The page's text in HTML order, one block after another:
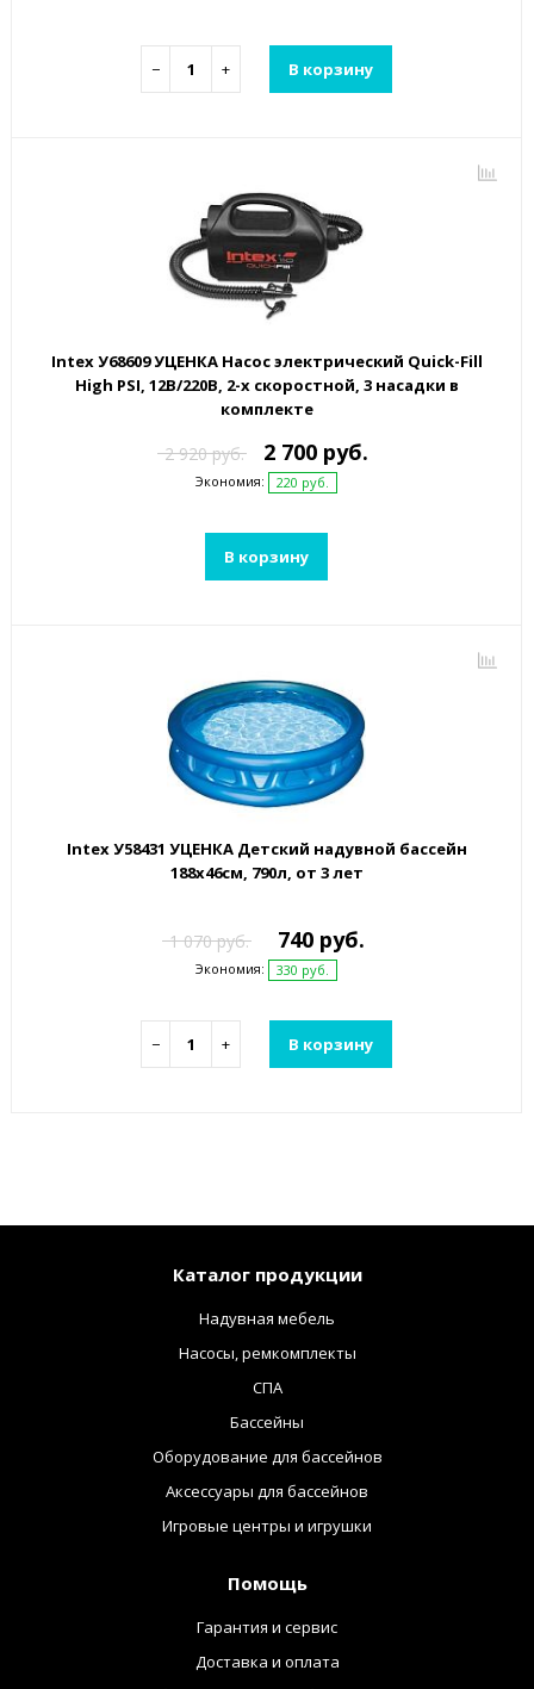
− + В корзину
Intex У68609 УЦЕНКА Насос электрический Quick-Fill
High PSI, 12В/220В, 2-х скоростной, 3 насадки в
комплекте
2 920 руб. 2 700 руб.
Экономия: 220 руб.
В корзину
Intex У58431 УЦЕНКА Детский надувной бассейн
188х46см, 790л, от 3 лет
1 070 руб. 740 руб.
Экономия: 330 руб.
− + В корзину
Каталог продукции
Надувная мебель
Насосы, ремкомплекты
СПА
Бассейны
Оборудование для бассейнов
Аксессуары для бассейнов
Игровые центры и игрушки
Помощь
Гарантия и сервис
Доставка и оплата